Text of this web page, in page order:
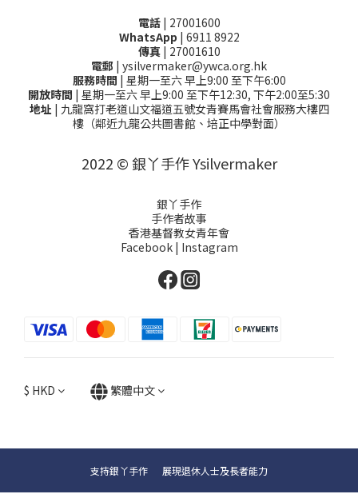
電話 | 27001600
WhatsApp | 6911 8922
傳真| 27001610
電郵 | ysilvermaker@ywca.org.hk
服務時間 | 星期一至六 早上9:00 至下午6:00
開放時間 | 星期一至六 早上9:00 至下午12:30, 下午2:00至5:30
地址 | 九龍窩打老道山文福道五號女青賽馬會社會服務大樓四
樓（鄰近九龍公共圖書館、培正中學對面）
2022 © 銀丫手作 Ysilvermaker
銀丫手作
手作者故事
香港基督教女青年會
Facebook | Instagram
$ HKD 繁體中文
支持銀丫手作 展現退休人士及長者能力